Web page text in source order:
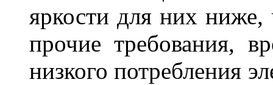
яркости для них ниже,
прочие требования,
низкого потребления